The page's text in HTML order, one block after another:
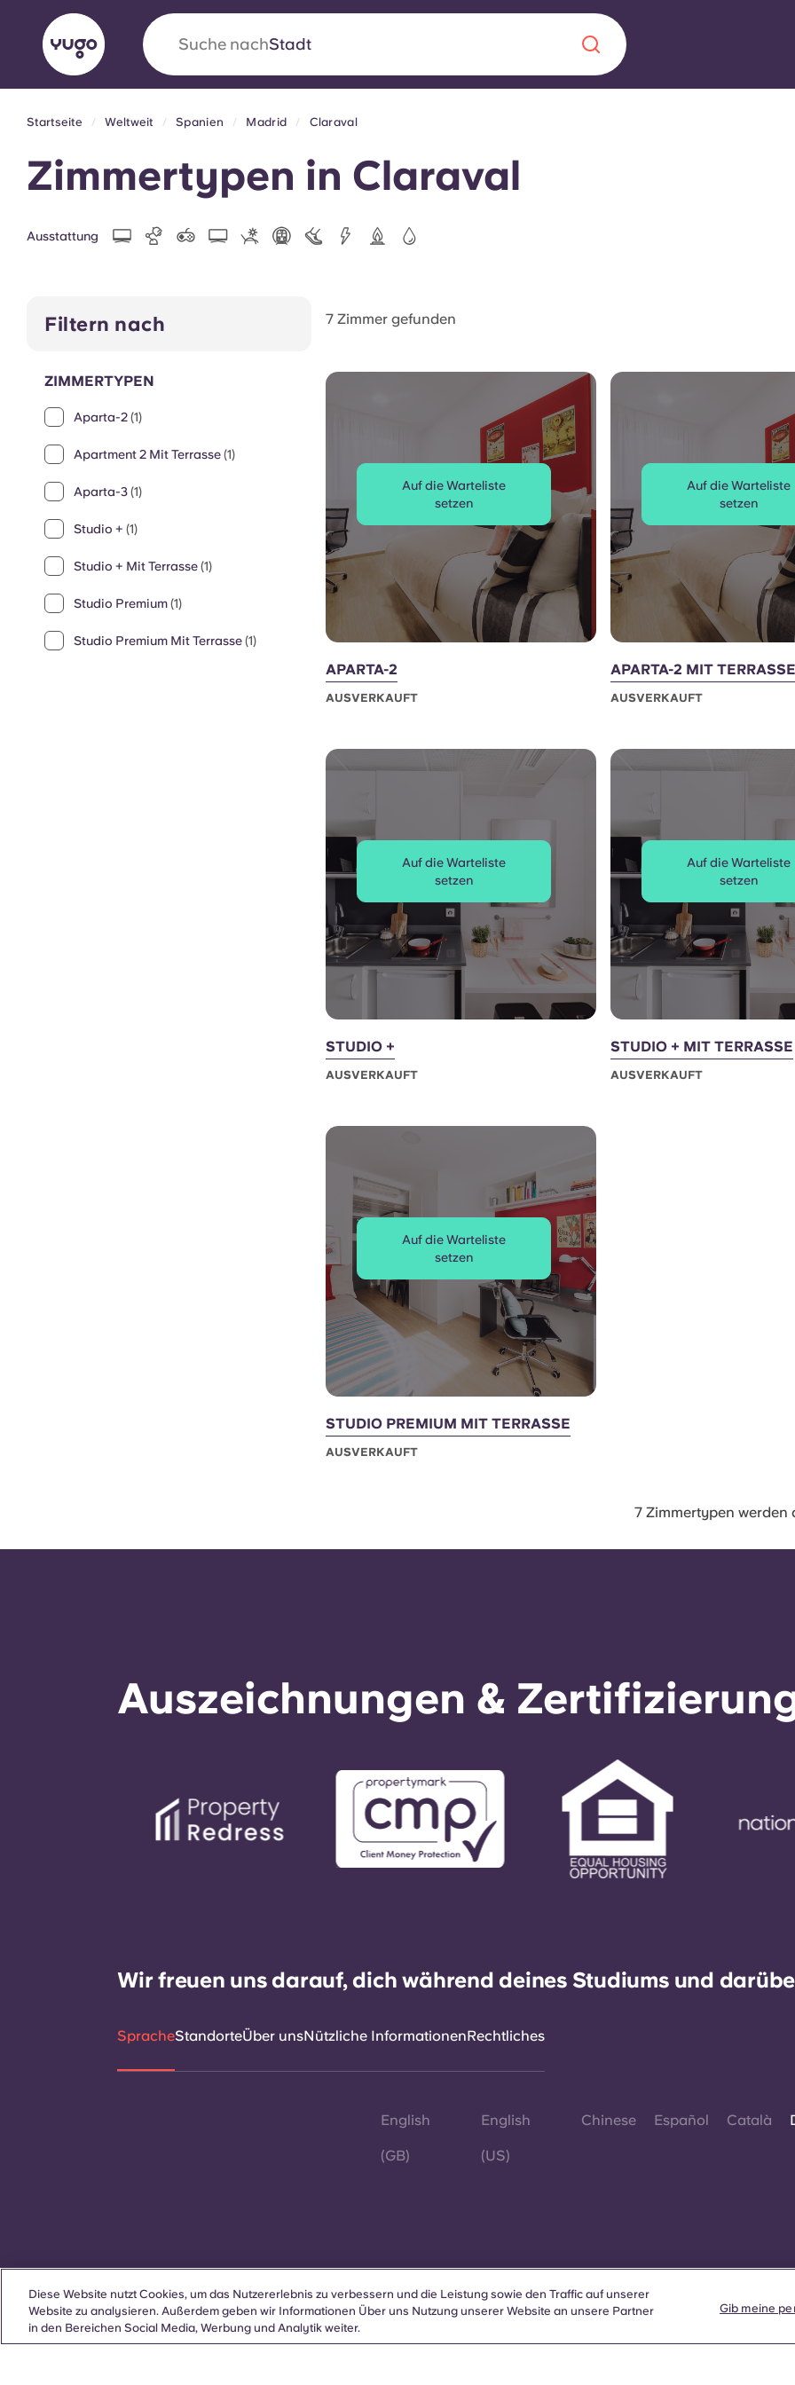
Suche nachStadt
Studenten.
English (GB) English (US)
Portuguese
Startseite Weltweit Spanien Madrid Claraval
Zimmertypen in Claraval
Ausstattung
7 Zimmer gefunden
Filtern nach
ZIMMERTYPEN
Aparta-2(1)
Apartment 2 Mit Terrasse(1)
Aparta-3(1)
Studio + (1)
Studio + Mit Terrasse(1)
Studio Premium(1)
Studio Premium Mit Terrasse(1)
Auf die Warteliste
setzen
APARTA-2
AUSVERKAUFT
Auf die Warteliste
setzen
APARTA-2 MIT TERRASSE
AUSVERKAUFT
Auf die Warteliste
setzen
STUDIO +
AUSVERKAUFT
Auf die Warteliste
setzen
STUDIO + MIT TERRASSE
AUSVERKAUFT
Auf die Warteliste
setzen
STUDIO PREMIUM MIT TERRASSE
AUSVERKAUFT
7 Zimmertypen werden
Auszeichnungen &
Wir freuen uns darauf, dich während deines Studiums und
SpracheStandorteÜber unsNützliche InformationenRechtliches
English
(GB)
English
(US)
Chinese Español Català
Kontakt
Wo
sich
diese
Diese Website nutzt Cookies, um das Nutzererlebnis zu verbessern und die Leistung sowie den Traffic auf unserer
Website zu analysieren. Außerdem geben wir Informationen Über uns Nutzung unserer Website an unsere Partner
in den Bereichen Social Media, Werbung und Analytik weiter.
Gib meine